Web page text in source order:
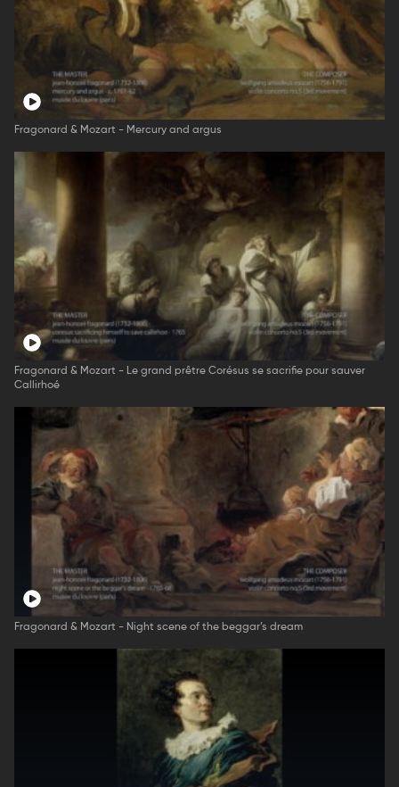
Fragonard & Mozart - Mercury and argus
Fragonard & Mozart - Le grand prêtre Corésus se sacrifie pour sauver
Callirhoé
Fragonard & Mozart - Night scene of the beggar’s dream